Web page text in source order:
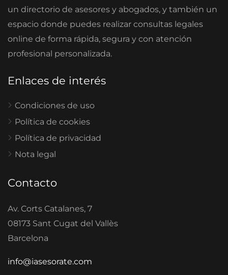
un directorio de asesores y abogados, y también un
espacio donde puedes realizar consultas legales
online de forma rápida, segura y con atención
profesional personalizada.
Enlaces de interés
Condiciones de uso
Política de cookies
Política de privacidad
Nota legal
Contacto
Av. Corts Catalanes, 7
08173 Sant Cugat del Vallès
Barcelona
info@iasesorate.com